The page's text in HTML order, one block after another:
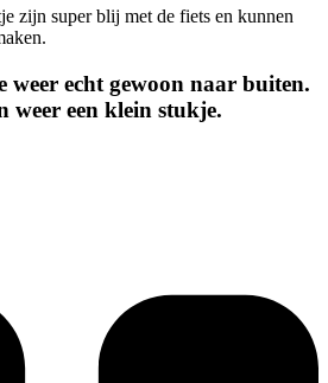
zijn super blij met de fiets en kunnen
echt gewoon naar buiten.
weer een klein stukje.